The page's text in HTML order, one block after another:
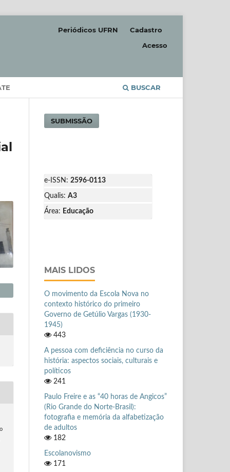
BUSCAR
Periódicos UFRN
Cadastro
Acesso
SUBMISSÃO
e-ISSN: 2596-0113
Qualis: A3
Área: Educação
MAIS LIDOS
O movimento da Escola Nova no
contexto histórico do primeiro
Governo de Getúlio Vargas (1930-
1945)
443
A pessoa com deficiência no curso da
história: aspectos sociais, culturais e
políticos
241
Paulo Freire e as “40 horas de Angicos”
(Rio Grande do Norte-Brasil):
fotografia e memória da alfabetização
de adultos
182
Escolanovismo
171